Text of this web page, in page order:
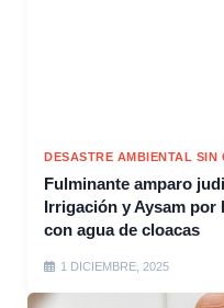
DESASTRE AMBIENTAL SIN
Fulminante amparo
Irrigación y Aysam
con agua de cloacas
1 DICIEMBRE, 2025